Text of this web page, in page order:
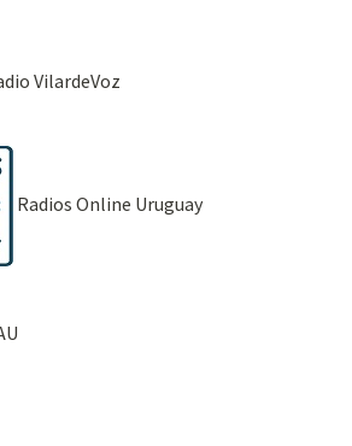
VilardeVoz
Radios Online Uruguay